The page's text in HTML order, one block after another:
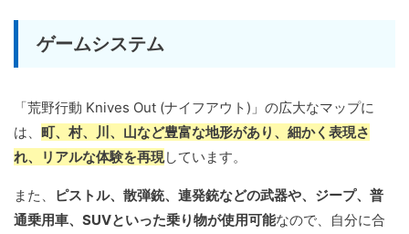
ゲームシステム
「荒野行動 Knives Out (ナイフアウト)」の広大なマップに
は、 町、村、川、山など豊富な地形があり、細かく表現さ
れ、リアルな体験を再現しています。
また、
ピストル、散弾銃、連発銃などの武器や、ジープ、普
通乗用車、SUVといった乗り物が使用可能なので、自分に合